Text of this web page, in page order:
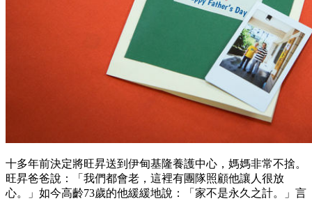
十多年前決定將旺昇送到伊甸基隆養護中心，媽媽非常不捨。
旺昇爸爸說：「我們都會老，這裡有團隊照顧他讓人很放
心。」如今高齡73歲的他緩緩地說：「家不是永久之計。」言